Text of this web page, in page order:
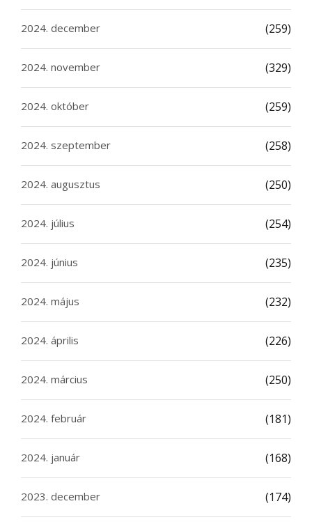
2024. december (259)
2024. november (329)
2024. október (259)
2024. szeptember (258)
2024. augusztus (250)
2024. július (254)
2024. június (235)
2024. május (232)
2024. április (226)
2024. március (250)
2024. február (181)
2024. január (168)
2023. december (174)